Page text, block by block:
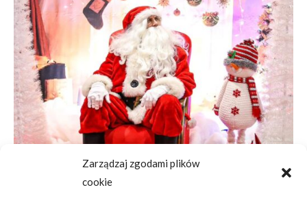
Zarządzaj zgodami plików
cookie